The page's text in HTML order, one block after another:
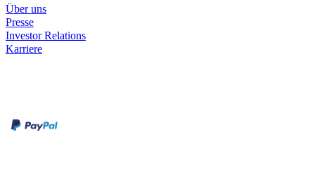
Über uns
Presse
Investor Relations
Karriere